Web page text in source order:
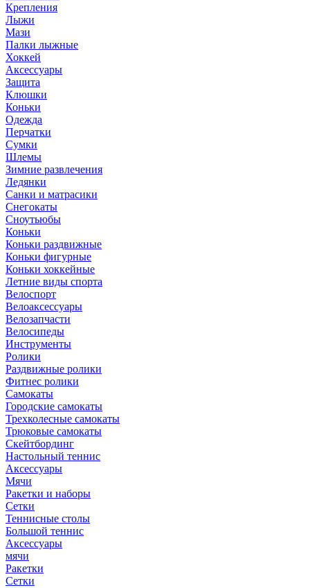
Крепления
Лыжи
Мази
Палки лыжные
Хоккей
Аксессуары
Защита
Клюшки
Коньки
Одежда
Перчатки
Сумки
Шлемы
Зимние развлечения
Ледянки
Санки и матрасики
Снегокаты
Сноутьюбы
Коньки
Коньки раздвижные
Коньки фигурные
Коньки хоккейные
Летние виды спорта
Велоспорт
Велоаксессуары
Велозапчасти
Велосипеды
Инструменты
Ролики
Раздвижные ролики
Фитнес ролики
Самокаты
Городские самокаты
Трехколесные самокаты
Трюковые самокаты
Скейтбординг
Настольный теннис
Аксессуары
Мячи
Ракетки и наборы
Сетки
Теннисные столы
Большой теннис
Аксессуары
мячи
Ракетки
Сетки